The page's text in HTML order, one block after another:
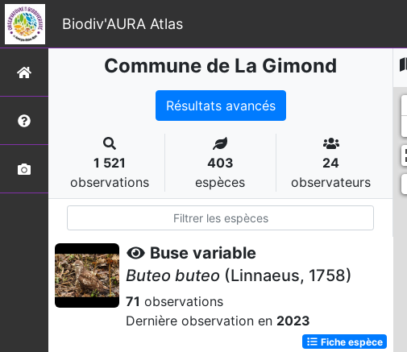
Biodiv'AURA Atlas
Commune de La Gimond
Résultats avancés
1 521
observations
403
espèces
24
observateurs
Buse variable
Buteo buteo (Linnaeus, 1758)
71 observations
Dernière observation en 2023
Fiche espèce